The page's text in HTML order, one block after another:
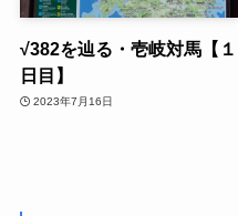
√382を辿る・壱岐対馬【１
日目】
2023年7月16日